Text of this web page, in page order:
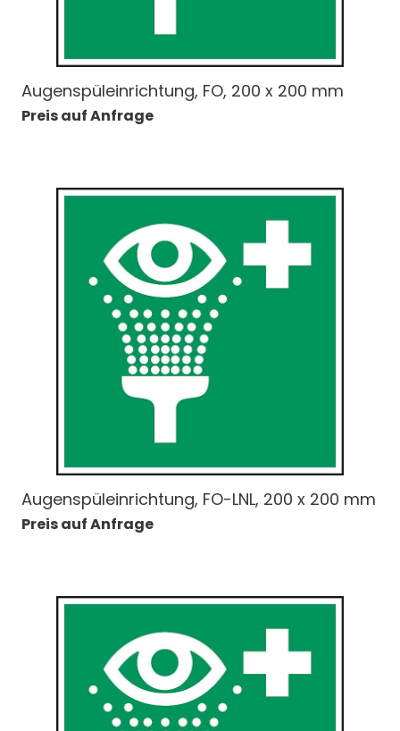
Augenspüleinrichtung, FO, 200 x 200 mm
Preis auf Anfrage
Augenspüleinrichtung, FO-LNL, 200 x 200 mm
Preis auf Anfrage